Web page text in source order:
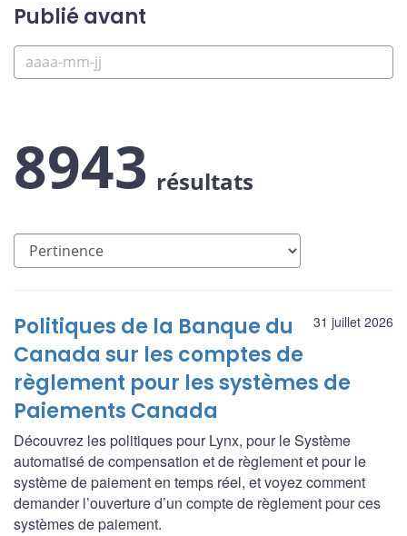
Publié avant
8943 résultats
31 juillet 2026
Politiques de la Banque du
Canada sur les comptes de
règlement pour les systèmes de
Paiements Canada
Découvrez les politiques pour Lynx, pour le Système
automatisé de compensation et de règlement et pour le
système de paiement en temps réel, et voyez comment
demander l’ouverture d’un compte de règlement pour ces
systèmes de paiement.